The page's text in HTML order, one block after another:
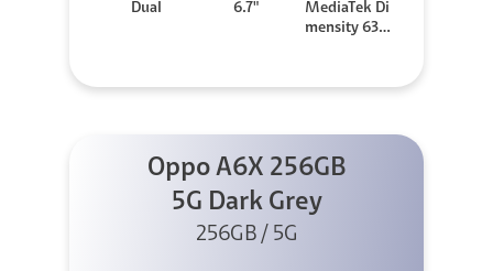
Dual
6.7"
MediaTek Di
mensity 630
Oppo A6X 256GB
5G Dark Grey
256GB / 5G